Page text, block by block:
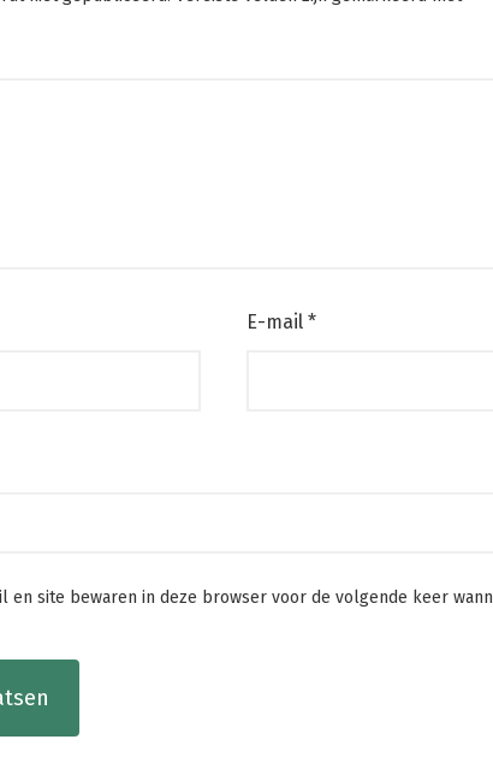
E-mail *
en site bewaren in deze browser voor de volgende keer